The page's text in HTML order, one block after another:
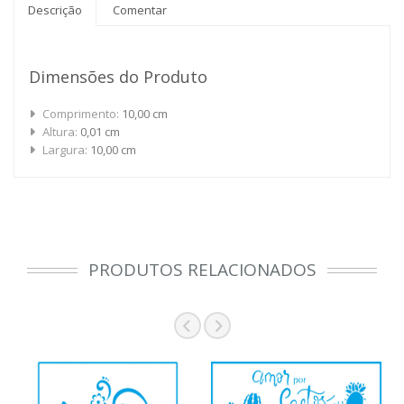
Descrição Comentar
Dimensões do Produto
Comprimento: 10,00 cm
Altura: 0,01 cm
Largura: 10,00 cm
PRODUTOS RELACIONADOS